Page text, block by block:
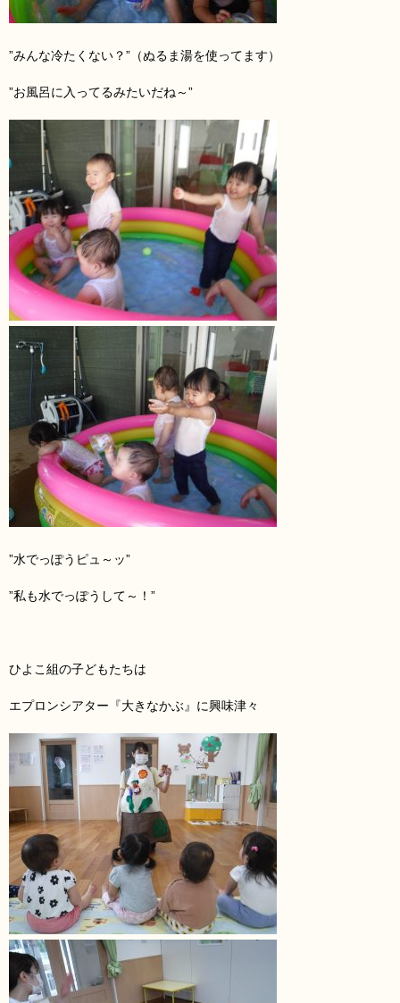
”みんな冷たくない？”（ぬるま湯を使ってます）
”お風呂に入ってるみたいだね～”
”水でっぽうピュ～ッ”
”私も水でっぽうして～！”
ひよこ組の子どもたちは
エプロンシアター『大きなかぶ』に興味津々